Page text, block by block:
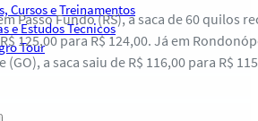
Cursos e Treinamentos
e Estudos Técnicos
Tour
Passo Fundo (RS), a saca de 60 quilos
125,00 para R$ 124,00. Já em
(GO), a saca saiu de R$ 116,00 para R$